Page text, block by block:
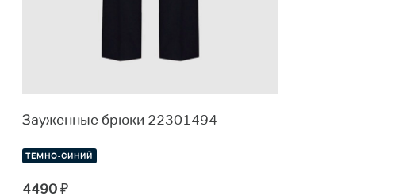
Зауженные брюки 22301494
ТЕМНО-СИНИЙ
4490₽